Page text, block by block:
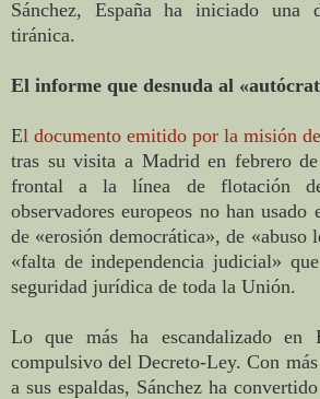
Sánchez, España ha iniciado una
tiránica.
El informe que desnuda al
El documento emitido por la misión
tras su visita a Madrid en febrero
frontal a la línea de flotación
observadores europeos no han usado
de «erosión democrática», de «abuso
«falta de independencia judicial»
seguridad jurídica de toda la Unión.
Lo que más ha escandalizado en
compulsivo del Decreto-Ley. Con
a sus espaldas, Sánchez ha